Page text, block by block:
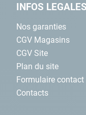
INFOS LEGALES
Nos garanties
CGV Magasins
CGV Site
Plan du site
Formulaire contact
Contacts